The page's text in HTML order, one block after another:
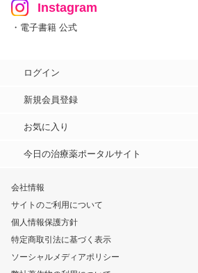
Instagram
・電子書籍 公式
ログイン
新規会員登録
お気に入り
今日の治療薬ポータルサイト
会社情報
サイトのご利用について
個人情報保護方針
特定商取引法に基づく表示
ソーシャルメディアポリシー